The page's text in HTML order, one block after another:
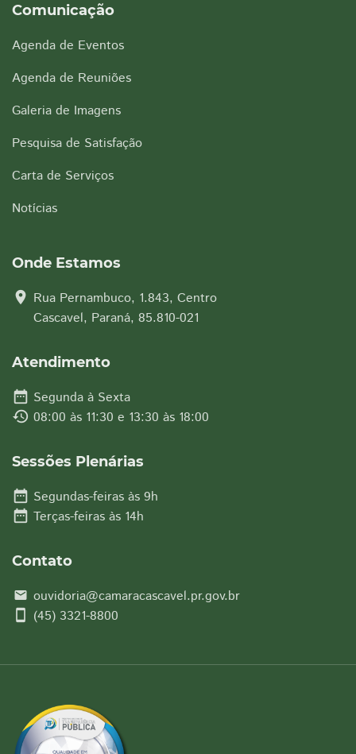
Comunicação
Agenda de Eventos
Agenda de Reuniões
Galeria de Imagens
Pesquisa de Satisfação
Carta de Serviços
Notícias
Onde Estamos
location_on Rua Pernambuco, 1.843, Centro
Cascavel, Paraná, 85.810-021
Atendimento
date_range Segunda à Sexta
history 08:00 às 11:30 e 13:30 às 18:00
Sessões Plenárias
date_range Segundas-feiras às 9h
date_range Terças-feiras às 14h
Contato
email ouvidoria@camaracascavel.pr.gov.br
smartphone (45) 3321-8800